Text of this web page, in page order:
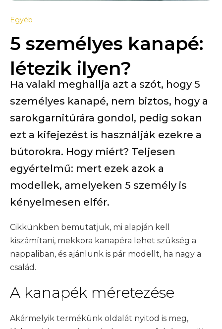
Egyéb
5 személyes kanapé:
létezik ilyen?
Ha valaki meghallja azt a szót, hogy 5
személyes kanapé, nem biztos, hogy a
sarokgarnitúrára gondol, pedig sokan
ezt a kifejezést is használják ezekre a
bútorokra. Hogy miért? Teljesen
egyértelmű: mert ezek azok a
modellek, amelyeken 5 személy is
kényelmesen elfér.
Cikkünkben bemutatjuk, mi alapján kell
kiszámítani, mekkora kanapéra lehet szükség a
nappaliban, és ajánlunk is pár modellt, ha nagy a
család.
A kanapék méretezése
Akármelyik termékünk oldalát nyitod is meg,